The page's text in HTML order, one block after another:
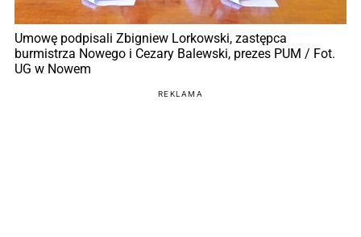
Umowę podpisali Zbigniew Lorkowski, zastępca
burmistrza Nowego i Cezary Balewski, prezes PUM / Fot.
UG w Nowem
REKLAMA